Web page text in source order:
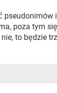
poza tym
to będzie